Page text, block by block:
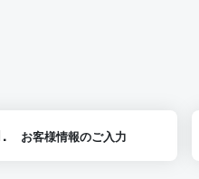
お客様情報のご入力